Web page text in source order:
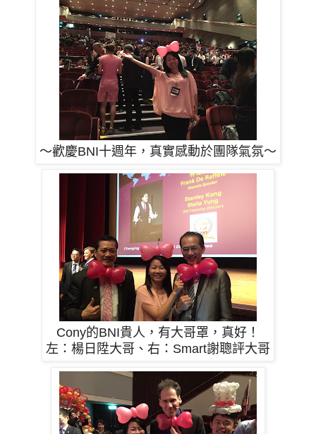
～歡慶BNI十週年，真實感動於團隊氣氛～
Cony的BNI貴人，有大哥罩，真好！
左：楊日陞大哥、右：Smart謝聰評大哥